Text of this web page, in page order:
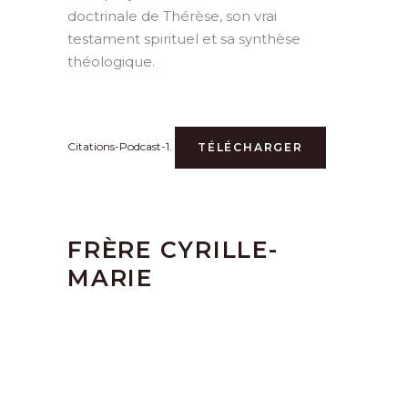
doctrinale de Thérèse, son vrai
testament spirituel et sa synthèse
théologique.
Citations-Podcast-1. TÉLÉCHARGER
FRÈRE CYRILLE-
MARIE